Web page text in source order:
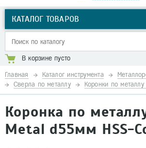
КАТАЛОГ ТОВАРОВ
В корзине пусто
Главная Каталог инструмента
Сверла по металлу
Коронки по металлу
Коронка по
Metal d55мм HSS-